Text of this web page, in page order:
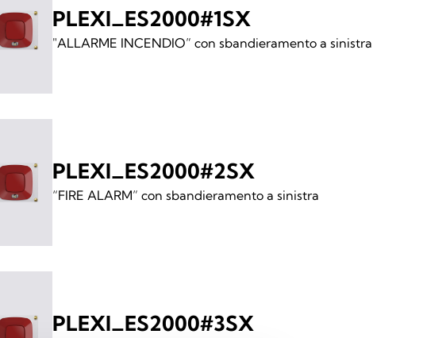
PLEXI_ES2000#1SX
"ALLARME INCENDIO” con sbandieramento a sinistra
PLEXI_ES2000#2SX
“FIRE ALARM” con sbandieramento a sinistra
PLEXI_ES2000#3SX